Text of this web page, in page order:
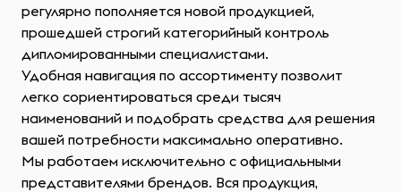
регулярно пополняется новой продукцией,
прошедшей строгий категорийный контроль
дипломированными специалистами.
Удобная навигация по ассортименту позволит
легко сориентироваться среди тысяч
наименований и подобрать средства для решения
вашей потребности максимально оперативно.
Мы работаем исключительно с официальными
представителями брендов. Вся продукция,